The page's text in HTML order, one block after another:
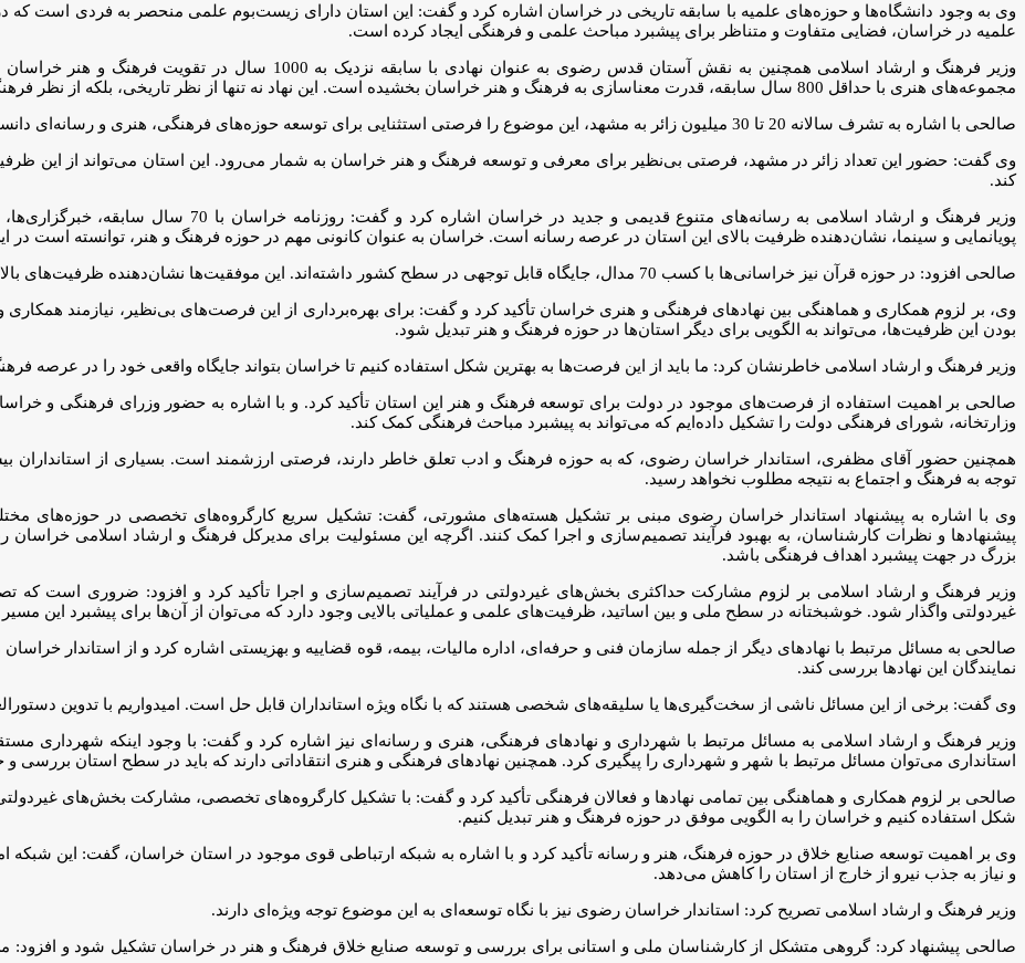
وی به وجود دانشگاه‌ها و حوزه‌های علمیه با سابقه تاریخی در خراسان اشاره کرد و گفت: این استان دارای زیست‌بوم علمی منحصر به فردی است
علمیه در خراسان، فضایی متفاوت و متناظر برای پیشبرد مباحث علمی و فرهنگی ایجاد کرده است.
وزیر فرهنگ و ارشاد اسلامی همچنین به نقش آستان قدس رضوی به عنوان
مجموعه‌های هنری با حداقل 800 سال سابقه، قدرت معناسازی به فرهنگ و هنر خراسان بخشیده است. این نهاد نه تنها از نظر تاریخی، بلکه از نظر فرهنگی و هنری نیز تأثیرگذار بوده است.
صالحی با اشاره به تشرف سالانه 20 تا 30 میلیون زائر به مشهد، این موضوع را فرصتی استثنایی برای توسعه حوزه‌های فرهنگی، هنری و رسانه‌ای دانست.
وی گفت: حضور این تعداد زائر در مشهد، فرصتی بی‌نظیر برای معرفی و توسعه فرهنگ و هنر خراسان به شمار می‌رود. این استان می‌تواند از این
کند.
وزیر فرهنگ و ارشاد اسلامی به رسانه‌های متنوع قدیمی
پویانمایی و سینما، نشان‌دهنده ظرفیت بالای این استان در عرصه رسانه است. خراسان به عنوان کانونی مهم در حوزه فرهنگ و هنر، توانسته است در
صالحی افزود: در حوزه قرآن نیز خراسانی‌ها با کسب 70 مدال، جایگاه قابل توجهی در سطح کشور داشته‌اند. این موفقیت‌ها نشان‌دهنده ظرفیت‌های بالای این استان در زمینه‌های مختلف فرهنگی است.
وی، بر لزوم همکاری و هماهنگی بین نهادهای فرهنگی و هنری خراسان تأکید کرد و گفت: برای بهره‌برداری از این فرصت‌های بی‌نظیر، نیازمند همکاری
بودن این ظرفیت‌ها، می‌تواند به الگویی برای دیگر استان‌ها در حوزه فرهنگ و هنر تبدیل شود.
وزیر فرهنگ و ارشاد اسلامی خاطرنشان کرد: ما باید از این فرصت‌ها به بهترین شکل استفاده کنیم تا خراسان بتواند جایگاه واقعی خود را در عرصه
صالحی بر اهمیت استفاده از فرصت‌های موجود در دولت برای توسعه فرهنگ و هنر این استان تأکید کرد. و با اشاره به حضور وزرای فرهنگی و
وزارتخانه، شورای فرهنگی دولت را تشکیل داده‌ایم که می‌تواند به پیشبرد مباحث فرهنگی کمک کند.
همچنین حضور آقای مظفری، استاندار خراسان رضوی، که به حوزه فرهنگ و ادب تعلق خاطر دارند، فرصتی ارزشمند است. بسیاری از استانداران
توجه به فرهنگ و اجتماع به نتیجه مطلوب نخواهد رسید.
وی با اشاره به پیشنهاد استاندار خراسان رضوی مبنی بر تشکیل هسته‌های مشورتی، گفت: تشکیل سریع کارگروه‌های تخصصی در حوزه‌های
پیشنهادها و نظرات کارشناسان، به بهبود فرآیند تصمیم‌سازی و اجرا کمک کنند. اگرچه این مسئولیت برای مدیرکل فرهنگ و ارشاد اسلامی
بزرگ در جهت پیشبرد اهداف فرهنگی باشد.
وزیر فرهنگ و ارشاد اسلامی بر لزوم مشارکت حداکثری بخش‌های غیردولتی در فرآیند تصمیم‌سازی و اجرا تأکید کرد و افزود: ضروری است
غیردولتی واگذار شود. خوشبختانه در سطح ملی و بین اساتید، ظرفیت‌های علمی و عملیاتی بالایی وجود دارد که می‌توان از آن‌ها برای پیشبرد این مسیر
صالحی به مسائل مرتبط با نهادهای دیگر از جمله سازمان فنی و حرفه‌ای، اداره مالیات، بیمه، قوه قضاییه و بهزیستی اشاره کرد و از استاندار
نمایندگان این نهادها بررسی کند.
وی گفت: برخی از این مسائل ناشی از سخت‌گیری‌ها یا سلیقه‌های شخصی هستند که با نگاه ویژه استانداران قابل حل است. امیدواریم با تدوین
وزیر فرهنگ و ارشاد اسلامی به مسائل مرتبط با شهرداری و نهادهای فرهنگی، هنری و رسانه‌ای نیز اشاره کرد و گفت: با وجود اینکه شهرداری
استانداری می‌توان مسائل مرتبط با شهر و شهرداری را پیگیری کرد. همچنین نهادهای فرهنگی و هنری انتقاداتی دارند که باید در سطح استان بررسی
صالحی بر لزوم همکاری و هماهنگی بین تمامی نهادها و فعالان فرهنگی تأکید کرد و گفت: با تشکیل کارگروه‌های تخصصی، مشارکت بخش‌های
شکل استفاده کنیم و خراسان را به الگویی موفق در حوزه فرهنگ و هنر تبدیل کنیم.
وی بر اهمیت توسعه صنایع خلاق در حوزه فرهنگ، هنر و رسانه تأکید کرد و با اشاره به شبکه ارتباطی قوی موجود در استان خراسان، گفت: این
و نیاز به جذب نیرو از خارج از استان را کاهش می‌دهد.
وزیر فرهنگ و ارشاد اسلامی تصریح کرد: استاندار خراسان رضوی نیز با نگاه توسعه‌ای به این موضوع توجه ویژه‌ای دارند.
صالحی پیشنهاد کرد: گروهی متشکل از کارشناسان ملی و استانی برای بررسی و توسعه صنایع خلاق فرهنگ و هنر در خراسان تشکیل شود و افزود: